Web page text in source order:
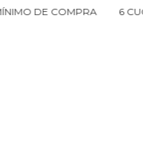
6 CUOTAS SIN INTERÉS